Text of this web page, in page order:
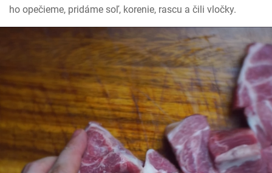
ho opečieme, pridáme soľ, korenie, rascu a čili vločky.